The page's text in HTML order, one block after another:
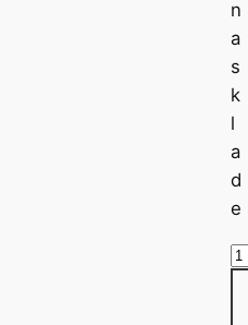
n
a
s
k
l
a
d
e
m